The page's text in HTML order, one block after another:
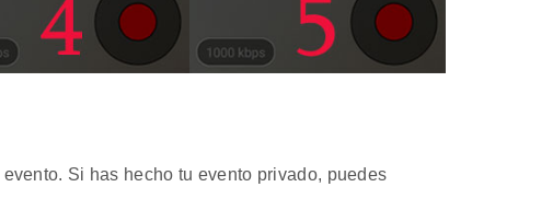
Si has hecho tu evento privado, puedes